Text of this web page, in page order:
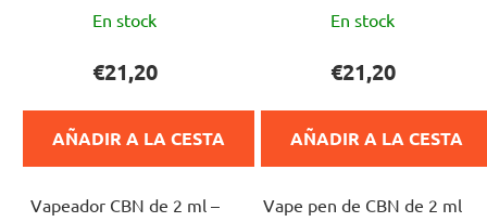
valoración
media
del
es
5,0
En stock
€21,20
AÑADIR A LA CESTA
Vapeador CBN de 2 ml –
valoración
media
del
es
5,0
En stock
€21,20
AÑADIR A LA CESTA
Vape pen de CBN de 2 ml